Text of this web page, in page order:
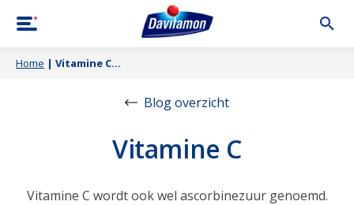
Home | Vitamine C
Blog overzicht
Vitamine C
Vitamine C wordt ook wel ascorbinezuur genoemd.